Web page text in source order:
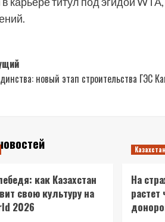
новый этап строительства ГЭС
как Казахстан
свою культуру на
2026
Казахстан
На